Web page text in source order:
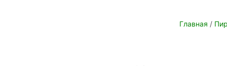
Главная /